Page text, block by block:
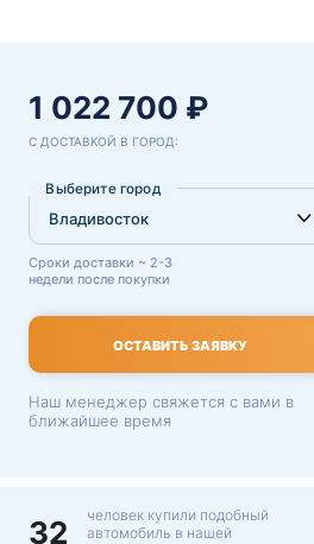
1 022 700 ₽
С ДОСТАВКОЙ В ГОРОД:
Выберите город
Сроки доставки ~ 2-3
недели после покупки
ОСТАВИТЬ ЗАЯВКУ
Наш менеджер свяжется с вами в
ближайшее время
32
человек купили подобный
автомобиль в нашей